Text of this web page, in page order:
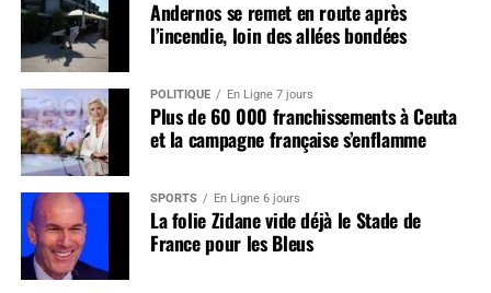
Andernos se remet en route après
l’incendie, loin des allées bondées
POLITIQUE En Ligne 7 jours
Plus de 60 000 franchissements à Ceuta
et la campagne française s’enflamme
SPORTS En Ligne 6 jours
La folie Zidane vide déjà le Stade de
France pour les Bleus